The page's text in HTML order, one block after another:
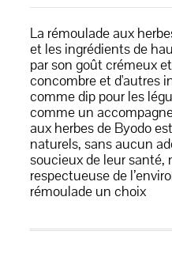
La rémoulade aux
et les ingrédients de
par son goût crémeux
concombre et d'autres
comme dip pour les
comme un
aux herbes de Byodo
naturels, sans aucun
soucieux de leur santé,
respectueuse de
rémoulade un choix